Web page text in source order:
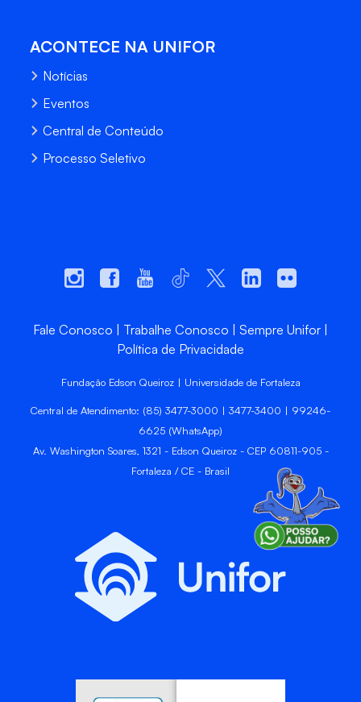
ACONTECE NA UNIFOR
Notícias
Eventos
Central de Conteúdo
Processo Seletivo
Fale Conosco Trabalhe Conosco
Sempre Unifor
Política de Privacidade
Fundação Edson Queiroz | Universidade de Fortaleza
Central de Atendimento: (85) 3477-3000 | 3477-3400 | 99246-
6625 (WhatsApp)
Av. Washington Soares, 1321 - Edson Queiroz - CEP 60811-905 -
Fortaleza / CE - Brasil